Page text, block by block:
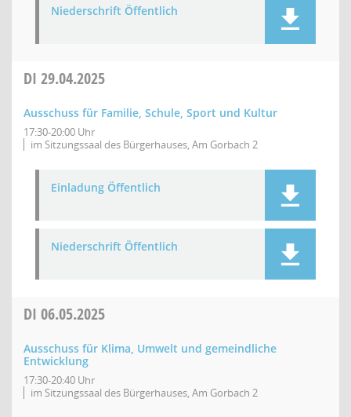
Niederschrift Öffentlich
DI 29.04.2025
Ausschuss für Familie, Schule, Sport und Kultur
17:30-20:00 Uhr
im Sitzungssaal des Bürgerhauses, Am Gorbach 2
Einladung Öffentlich
Niederschrift Öffentlich
DI 06.05.2025
Ausschuss für Klima, Umwelt und gemeindliche
Entwicklung
17:30-20:40 Uhr
im Sitzungssaal des Bürgerhauses, Am Gorbach 2